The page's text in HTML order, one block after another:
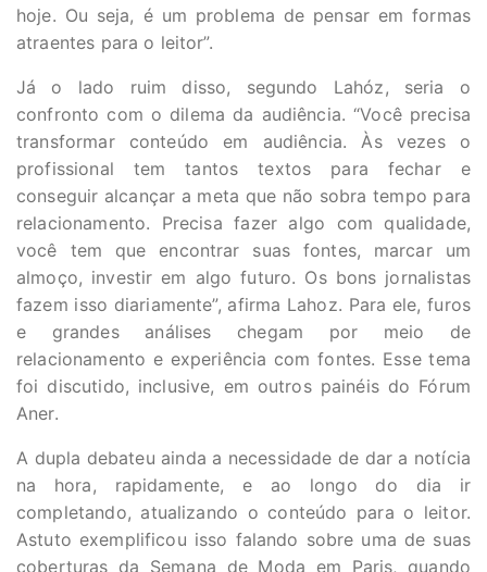
hoje. Ou seja, é um problema de pensar em formas
atraentes para o leitor”.
Já o lado ruim disso, segundo Lahóz, seria o
confronto com o dilema da audiência. “Você precisa
transformar conteúdo em audiência. Às vezes o
profissional tem tantos textos para fechar e
conseguir alcançar a meta que não sobra tempo para
relacionamento. Precisa fazer algo com qualidade,
você tem que encontrar suas fontes, marcar um
almoço, investir em algo futuro. Os bons jornalistas
fazem isso diariamente”, afirma Lahoz. Para ele, furos
e grandes análises chegam por meio de
relacionamento e experiência com fontes. Esse tema
foi discutido, inclusive, em outros painéis do Fórum
Aner.
A dupla debateu ainda a necessidade de dar a notícia
na hora, rapidamente, e ao longo do dia ir
completando, atualizando o conteúdo para o leitor.
Astuto exemplificou isso falando sobre uma de suas
coberturas da Semana de Moda em Paris, quando